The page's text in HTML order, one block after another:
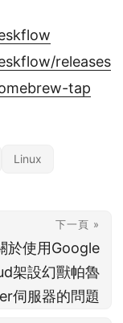
releases
tap
Linux
下一頁 »
於使用Google
架設幻獸帕魯
伺服器的問題